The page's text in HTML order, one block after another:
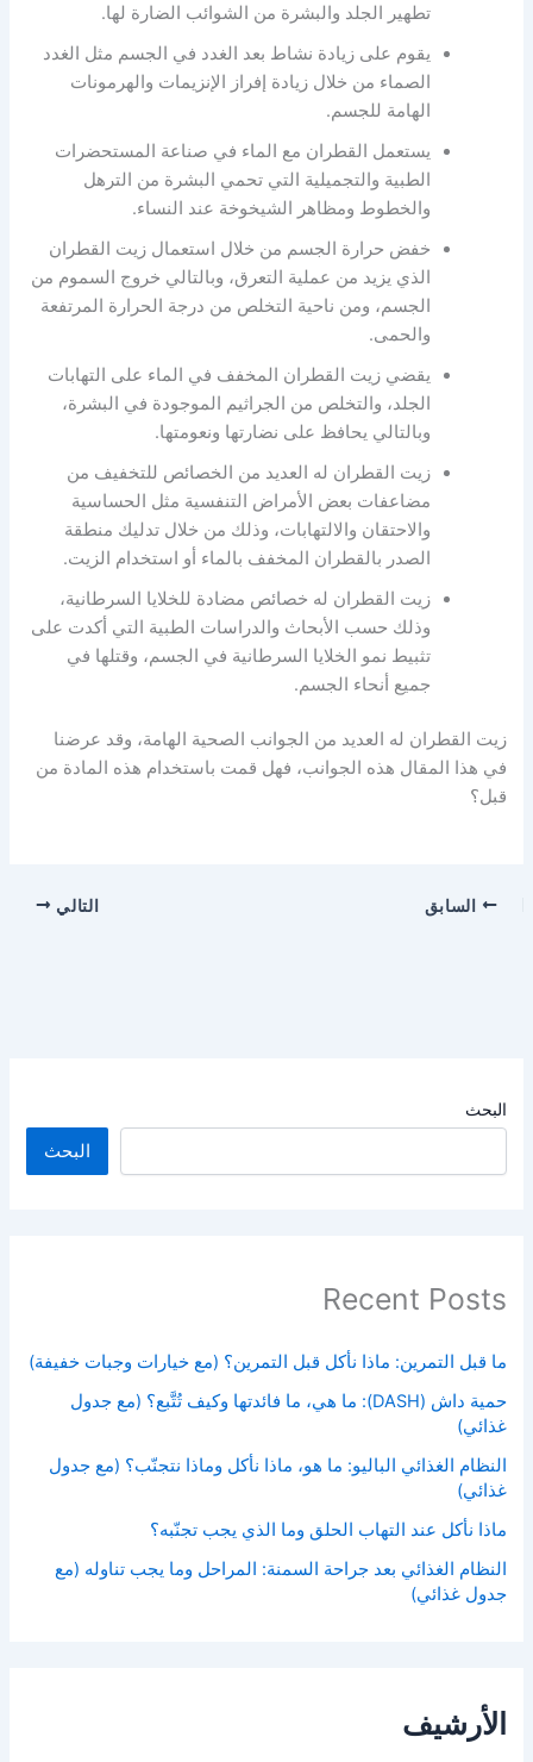
البحث
البحث
Recent Posts
ما قبل التمرين: ماذا نأكل قبل التمرين؟ (مع خيارات وجبات خفيفة)
حمية داش (DASH): ما هي، ما فائدتها وكيف تُتَّبع؟ (مع جدول
غذائي)
النظام الغذائي الباليو: ما هو، ماذا نأكل وماذا نتجنّب؟ (مع جدول
غذائي)
ماذا نأكل عند التهاب الحلق وما الذي يجب تجنّبه؟
النظام الغذائي بعد جراحة السمنة: المراحل وما يجب تناوله (مع
جدول غذائي)
الأرشيف
تطهير الجلد والبشرة من الشوائب الضارة لها.
يقوم على زيادة نشاط بعد الغدد في الجسم مثل الغدد
الصماء من خلال زيادة إفراز الإنزيمات والهرمونات
الهامة للجسم.
يستعمل القطران مع الماء في صناعة المستحضرات
الطبية والتجميلية التي تحمي البشرة من الترهل
والخطوط ومظاهر الشيخوخة عند النساء.
خفض حرارة الجسم من خلال استعمال زيت القطران
الذي يزيد من عملية التعرق، وبالتالي خروج السموم من
الجسم، ومن ناحية التخلص من درجة الحرارة المرتفعة
والحمى.
يقضي زيت القطران المخفف في الماء على التهابات
الجلد، والتخلص من الجراثيم الموجودة في البشرة،
وبالتالي يحافظ على نضارتها ونعومتها.
زيت القطران له العديد من الخصائص للتخفيف من
مضاعفات بعض الأمراض التنفسية مثل الحساسية
والاحتقان والالتهابات، وذلك من خلال تدليك منطقة
الصدر بالقطران المخفف بالماء أو استخدام الزيت.
زيت القطران له خصائص مضادة للخلايا السرطانية،
وذلك حسب الأبحاث والدراسات الطبية التي أكدت على
تثبيط نمو الخلايا السرطانية في الجسم، وقتلها في
جميع أنحاء الجسم.
زيت القطران له العديد من الجوانب الصحية الهامة، وقد عرضنا
في هذا المقال هذه الجوانب، فهل قمت باستخدام هذه المادة من
قبل؟
السابق التالي